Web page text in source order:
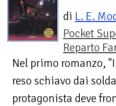
di L. E.
Pocket
Reparto
Nel primo romanzo,
reso schiavo dai
protagonista deve